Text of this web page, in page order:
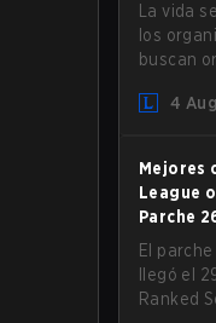
La vida
los
buscan
ha 4 Aug
Mejores
League
Parche
El
llegó el
Ranked